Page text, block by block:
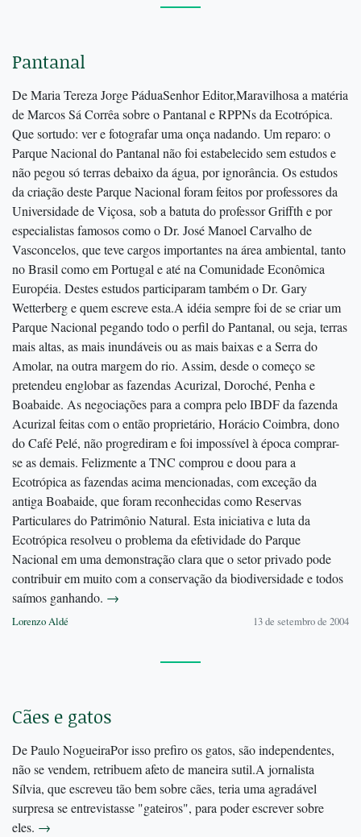
Pantanal
De Maria Tereza Jorge PáduaSenhor Editor,Maravilhosa a matéria
de Marcos Sá Corrêa sobre o Pantanal e RPPNs da Ecotrópica.
Que sortudo: ver e fotografar uma onça nadando. Um reparo: o
Parque Nacional do Pantanal não foi estabelecido sem estudos e
não pegou só terras debaixo da água, por ignorância. Os estudos
da criação deste Parque Nacional foram feitos por professores da
Universidade de Viçosa, sob a batuta do professor Griffth e por
especialistas famosos como o Dr. José Manoel Carvalho de
Vasconcelos, que teve cargos importantes na área ambiental, tanto
no Brasil como em Portugal e até na Comunidade Econômica
Européia. Destes estudos participaram também o Dr. Gary
Wetterberg e quem escreve esta.A idéia sempre foi de se criar um
Parque Nacional pegando todo o perfil do Pantanal, ou seja, terras
mais altas, as mais inundáveis ou as mais baixas e a Serra do
Amolar, na outra margem do rio. Assim, desde o começo se
pretendeu englobar as fazendas Acurizal, Doroché, Penha e
Boabaide. As negociações para a compra pelo IBDF da fazenda
Acurizal feitas com o então proprietário, Horácio Coimbra, dono
do Café Pelé, não progrediram e foi impossível à época comprar-
se as demais. Felizmente a TNC comprou e doou para a
Ecotrópica as fazendas acima mencionadas, com exceção da
antiga Boabaide, que foram reconhecidas como Reservas
Particulares do Patrimônio Natural. Esta iniciativa e luta da
Ecotrópica resolveu o problema da efetividade do Parque
Nacional em uma demonstração clara que o setor privado pode
contribuir em muito com a conservação da biodiversidade e todos
saímos ganhando. →
Lorenzo Aldé 13 de setembro de 2004
Cães e gatos
De Paulo NogueiraPor isso prefiro os gatos, são independentes,
não se vendem, retribuem afeto de maneira sutil.A jornalista
Sílvia, que escreveu tão bem sobre cães, teria uma agradável
surpresa se entrevistasse "gateiros", para poder escrever sobre
eles. →